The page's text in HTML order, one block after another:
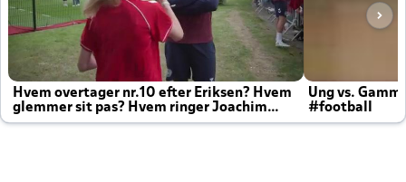
Hvem overtager nr.10 efter Eriksen? Hvem
glemmer sit pas? Hvem ringer Joachim
altid til efter kampe?
Ung vs.
#football